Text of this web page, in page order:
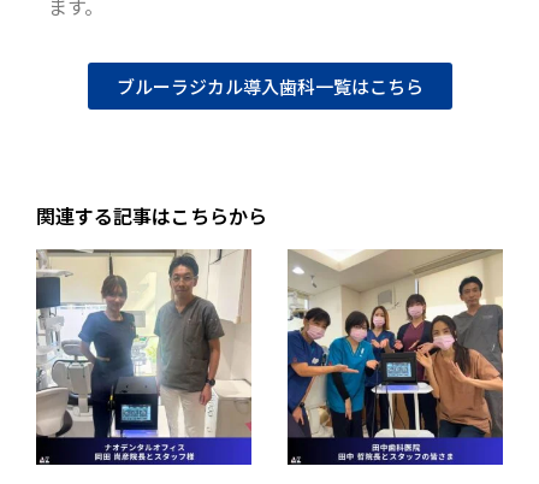
ます。
ブルーラジカル導入歯科一覧はこちら
関連する記事はこちらから